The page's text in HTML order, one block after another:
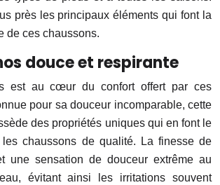
près les principaux éléments qui font la
de ces chaussons.
douce et respirante
est au cœur du confort offert par ces
pour sa douceur incomparable, cette
des propriétés uniques qui en font le
chaussons de qualité. La finesse de
une sensation de douceur extrême au
évitant ainsi les irritations souvent